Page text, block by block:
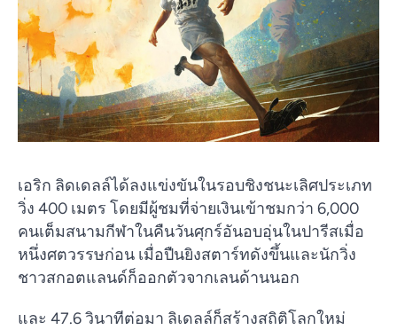
เอริก ลิดเดลล์ได้ลงแข่งขันในรอบชิงชนะเลิศประเภท
วิ่ง 400 เมตร โดยมีผู้ชมที่จ่ายเงินเข้าชมกว่า 6,000
คนเต็มสนามกีฬาในคืนวันศุกร์อันอบอุ่นในปารีสเมื่อ
หนึ่งศตวรรษก่อน เมื่อปืนยิงสตาร์ทดังขึ้นและนักวิ่ง
ชาวสกอตแลนด์ก็ออกตัวจากเลนด้านนอก
และ 47.6 วินาทีต่อมา ลิเดลล์ก็สร้างสถิติโลกใหม่